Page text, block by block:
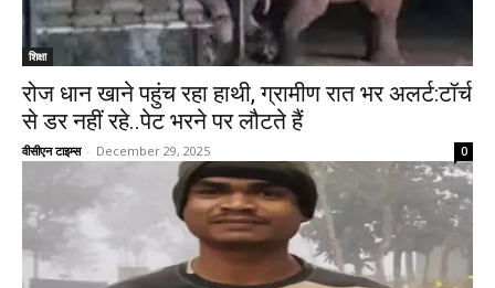
शिक्षा
रोज धान खाने पहुंच रहा हाथी, ग्रामीण रात भर अलर्ट:टॉर्च
से डर नहीं रहे..पेट भरने पर लौटते हैं
वीसीएन टाइम्स - December 29, 2025 0